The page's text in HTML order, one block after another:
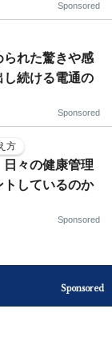
Sponsored
られた驚きや感
続ける電通の
Sponsored
方
々の健康管理
トしているのか
Sponsored
Sponsored